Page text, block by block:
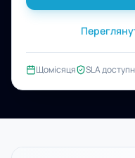
Щомісяця SLA